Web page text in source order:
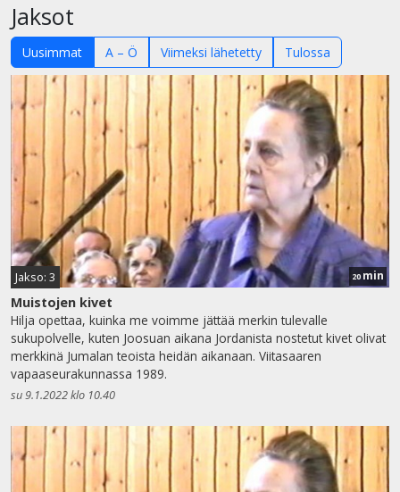
Jaksot
Uusimmat A – Ö Viimeksi lähetetty Tulossa
Jakso: 3 20 min
Muistojen kivet
Hilja opettaa, kuinka me voimme jättää merkin tulevalle
sukupolvelle, kuten Joosuan aikana Jordanista nostetut kivet olivat
merkkinä Jumalan teoista heidän aikanaan. Viitasaaren
vapaaseurakunnassa 1989.
su 9.1.2022 klo 10.40